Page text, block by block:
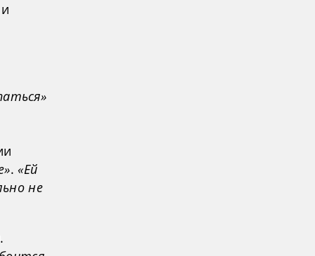
.«Ей
не